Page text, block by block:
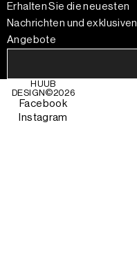
Erhalten Sie die neuesten
Nachrichten und exklusiven
Angebote
HUUB
DESIGN©2026
Facebook
Instagram